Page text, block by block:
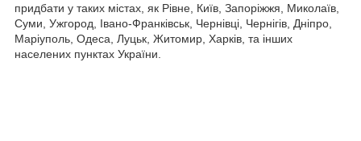
придбати у таких містах, як Рівне, Київ, Запоріжжя, Миколаїв,
Суми, Ужгород, Івано-Франківськ, Чернівці, Чернігів, Дніпро,
Маріуполь, Одеса, Луцьк, Житомир, Харків, та інших
населених пунктах України.